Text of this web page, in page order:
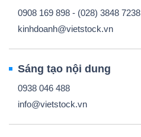
0908 169 898 - (028) 3848 7238
kinhdoanh@vietstock.vn
Sáng tạo nội dung
0938 046 488
info@vietstock.vn